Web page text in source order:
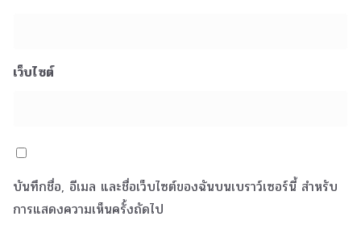
เว็บไซต์
บันทึกชื่อ, อีเมล และชื่อเว็บไซต์ของฉันบนเบราว์เซอร์นี้ สำหรับ
การแสดงความเห็นครั้งถัดไป